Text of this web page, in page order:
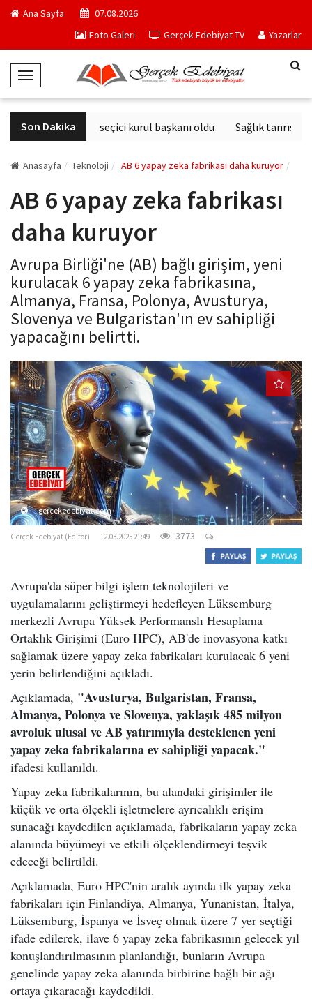
Ana Sayfa
07.08.2026
Foto Galeri
Gerçek Edebiyat TV Yazarlar
T
o
g
g
e
a
i
a
t
i
o
n
Son Dakika
Derviş Zaim seçici kurul başkanı oldu Sağlık
Anasayfa Teknoloji AB 6 yapay zeka fabrikası daha kuruyor
AB 6 yapay zeka fabrikası
daha kuruyor
Avrupa Birliği'ne (AB) bağlı girişim, yeni
kurulacak 6 yapay zeka fabrikasına,
Almanya, Fransa, Polonya, Avusturya,
Slovenya ve Bulgaristan'ın ev sahipliği
yapacağını belirtti.
gercekedebiyat.com
Gerçek Edebiyat (Editör) 12.03.2025 21:49 3773
Avrupa'da süper bilgi işlem teknolojileri ve
uygulamalarını geliştirmeyi hedefleyen Lüksemburg
merkezli Avrupa Yüksek Performanslı Hesaplama
Ortaklık Girişimi (Euro HPC), AB'de inovasyona katkı
sağlamak üzere yapay zeka fabrikaları kurulacak 6 yeni
yerin belirlendiğini açıkladı.
Açıklamada, "Avusturya, Bulgaristan, Fransa,
Almanya, Polonya ve Slovenya, yaklaşık 485 milyon
avroluk ulusal ve AB yatırımıyla desteklenen yeni
yapay zeka fabrikalarına ev sahipliği yapacak."
ifadesi kullanıldı.
Yapay zeka fabrikalarının, bu alandaki girişimler ile
küçük ve orta ölçekli işletmelere ayrıcalıklı erişim
sunacağı kaydedilen açıklamada, fabrikaların yapay zeka
alanında büyümeyi ve etkili ölçeklendirmeyi teşvik
edeceği belirtildi.
Açıklamada, Euro HPC'nin aralık ayında ilk yapay zeka
fabrikaları için Finlandiya, Almanya, Yunanistan, İtalya,
Lüksemburg, İspanya ve İsveç olmak üzere 7 yer seçtiği
ifade edilerek, ilave 6 yapay zeka fabrikasının gelecek yıl
konuşlandırılmasının planlandığı, bunların Avrupa
genelinde yapay zeka alanında birbirine bağlı bir ağı
ortaya çıkaracağı kaydedildi.